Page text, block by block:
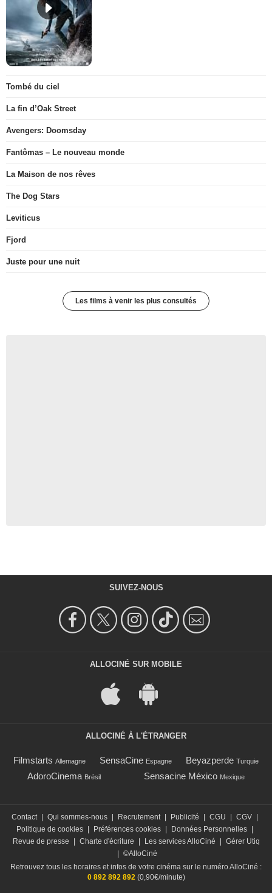
Tombé du ciel
La fin d’Oak Street
Avengers: Doomsday
Fantômas – Le nouveau monde
La Maison de nos rêves
The Dog Stars
Leviticus
Fjord
Juste pour une nuit
Les films à venir les plus consultés
SUIVEZ-NOUS
ALLOCINÉ SUR MOBILE
ALLOCINÉ À L'ÉTRANGER
Filmstarts Allemagne SensaCine Espagne Beyazperde Turquie
AdoroCinema Brésil Sensacine México Mexique
Contact | Qui sommes-nous | Recrutement | Publicité | CGU | CGV |
Politique de cookies | Préférences cookies | Données Personnelles |
Revue de presse
| Charte d'écriture | Les services AlloCiné | Gérer Utiq
| ©AlloCiné
Retrouvez tous les horaires et infos de votre cinéma sur le numéro AlloCiné :
0 892 892 892(0,90€/minute)